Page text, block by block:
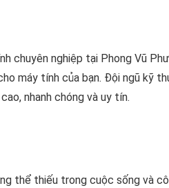
chuyên nghiệp tại Phong Vũ
máy tính của bạn. Đội ngũ kỹ
nhanh chóng và uy tín.
thể thiếu trong cuộc sống và